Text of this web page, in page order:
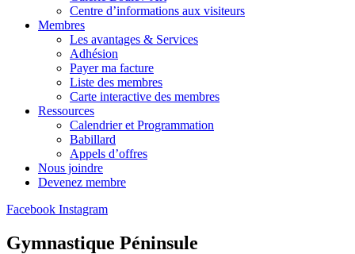
Centre d’informations aux visiteurs
Membres
Les avantages & Services
Adhésion
Payer ma facture
Liste des membres
Carte interactive des membres
Ressources
Calendrier et Programmation
Babillard
Appels d’offres
Nous joindre
Devenez membre
Facebook Instagram
Gymnastique Péninsule